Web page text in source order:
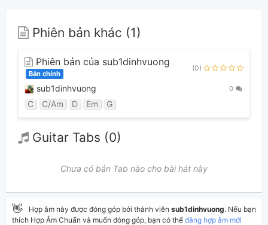
Phiên bản khác (1)
Phiên bản của sub1dinhvuong
Bản chính
(0)
sub1dinhvuong 0
C C/Am D Em G
Guitar Tabs (0)
Chưa có bản Tab nào cho bài hát này
👋 Hợp âm này được đóng góp bởi thành viên sub1dinhvuong. Nếu bạn
thích Hợp Âm Chuẩn và muốn đóng góp, bạn có thể đăng hợp âm mới